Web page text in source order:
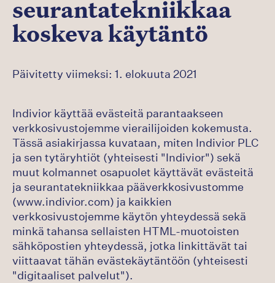
Israel
Sweden
UK
seurantatekniikkaa
koskeva käytäntö
Päivitetty viimeksi: 1. elokuuta 2021
Indivior käyttää evästeitä parantaakseen
verkkosivustojemme vierailijoiden kokemusta.
Tässä asiakirjassa kuvataan, miten Indivior PLC
ja sen tytäryhtiöt (yhteisesti "Indivior") sekä
muut kolmannet osapuolet käyttävät evästeitä
ja seurantatekniikkaa pääverkkosivustomme
(www.indivior.com) ja kaikkien
verkkosivustojemme käytön yhteydessä sekä
minkä tahansa sellaisten HTML-muotoisten
sähköpostien yhteydessä, jotka linkittävät tai
viittaavat tähän evästekäytäntöön (yhteisesti
"digitaaliset palvelut").